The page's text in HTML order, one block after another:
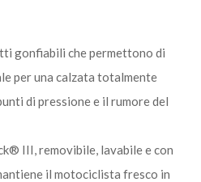
gonfiabili che permettono di
per una calzata totalmente
di pressione e il rumore del
III, removibile, lavabile e con
il motociclista fresco in